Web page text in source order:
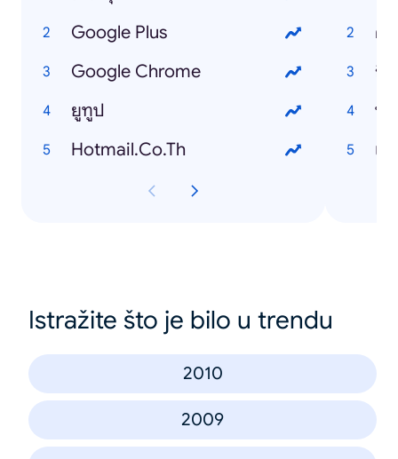
Google Plus
Google Chrome
ยูทูป
Hotmail.Co.Th
ค
กิ
พู
เ
Istražite što je bilo u trendu
2010
2009